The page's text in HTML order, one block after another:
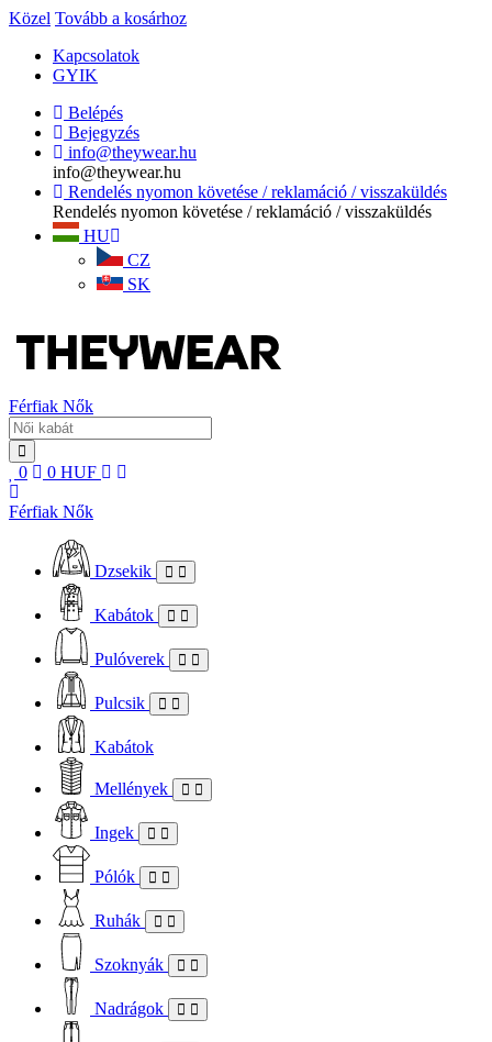
Közel Tovább a kosárhoz
Kapcsolatok
GYIK
Belépés
Bejegyzés
info@theywear.hu
info@theywear.hu
Rendelés nyomon követése / reklamáció / visszaküldés
Rendelés nyomon követése / reklamáció / visszaküldés
HU
CZ
SK
Férfiak Nők
0 0 HUF
Férfiak Nők
Dzsekik
Kabátok
Pulóverek
Pulcsik
Kabátok
Mellények
Ingek
Pólók
Ruhák
Szoknyák
Nadrágok